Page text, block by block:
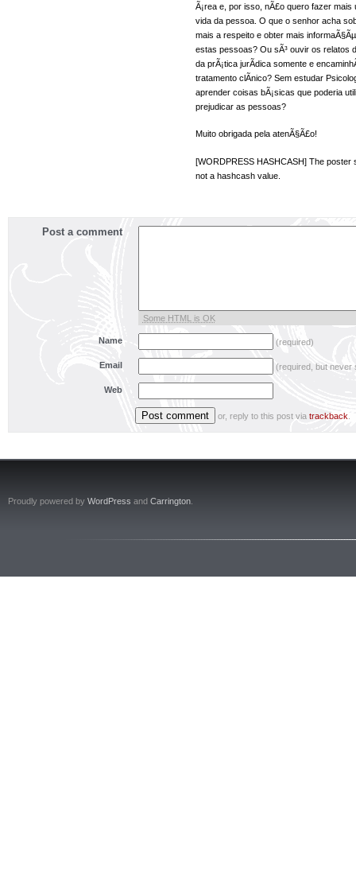
Ã¡rea e, por isso, nÃ£o quero fazer mais
vida da pessoa. O que o senhor acha
mais a respeito e obter mais
estas pessoas? Ou sÃ³ ouvir os relatos
da prÃ¡tica jurÃ­dica somente e
tratamento clÃ­nico? Sem estudar
aprender coisas bÃ¡sicas que poderia
prejudicar as pessoas?
Muito obrigada pela atenÃ§Ã£o!
[WORDPRESS HASHCASH] The poster
not a hashcash value.
Post a comment
Some HTML is OK
Name (required)
Email (required, but never
Web
or, reply to this post via trackback
Proudly powered by WordPress and Carrington